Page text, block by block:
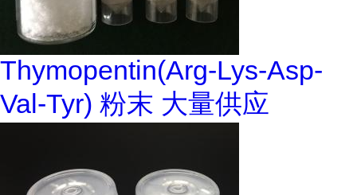
Thymopentin(Arg-Lys-Asp-
Val-Tyr) 粉末 大量供应